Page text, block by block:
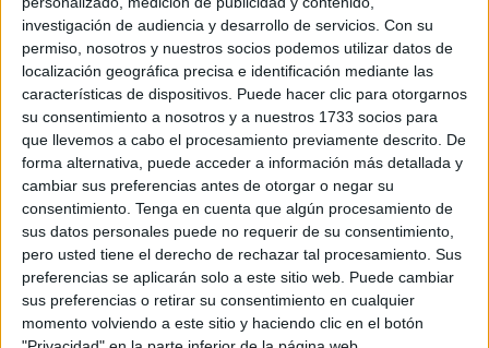
investigación de audiencia y desarrollo de servicios. Con su
permiso, nosotros y nuestros socios podemos utilizar datos de
localización geográfica precisa e identificación mediante las
características de dispositivos. Puede hacer clic para otorgarnos
su consentimiento a nosotros y a nuestros 1733 socios para
que llevemos a cabo el procesamiento previamente descrito. De
forma alternativa, puede acceder a información más detallada y
cambiar sus preferencias antes de otorgar o negar su
consentimiento. Tenga en cuenta que algún procesamiento de
sus datos personales puede no requerir de su consentimiento,
pero usted tiene el derecho de rechazar tal procesamiento. Sus
preferencias se aplicarán solo a este sitio web. Puede cambiar
sus preferencias o retirar su consentimiento en cualquier
momento volviendo a este sitio y haciendo clic en el botón
Sin embargo, se ha intentado expulsarlos con la ayuda
de vehículos de patrulla y perros, medidas que no ha
causado el efecto esperado. En el peor de los casos,
la situación no puede ser contenida y los osos no
pueden ser controlados, las autoridades pueden